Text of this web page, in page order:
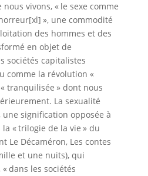
vivons, « le sexe comme
», une commodité
des hommes et des
en objet de
sociétés capitalistes
comme la révolution «
tranquilisée » dont nous
La sexualité
signification opposée à
« trilogie de la vie » du
Le Décaméron, Les contes
et une nuits), qui
dans les sociétés